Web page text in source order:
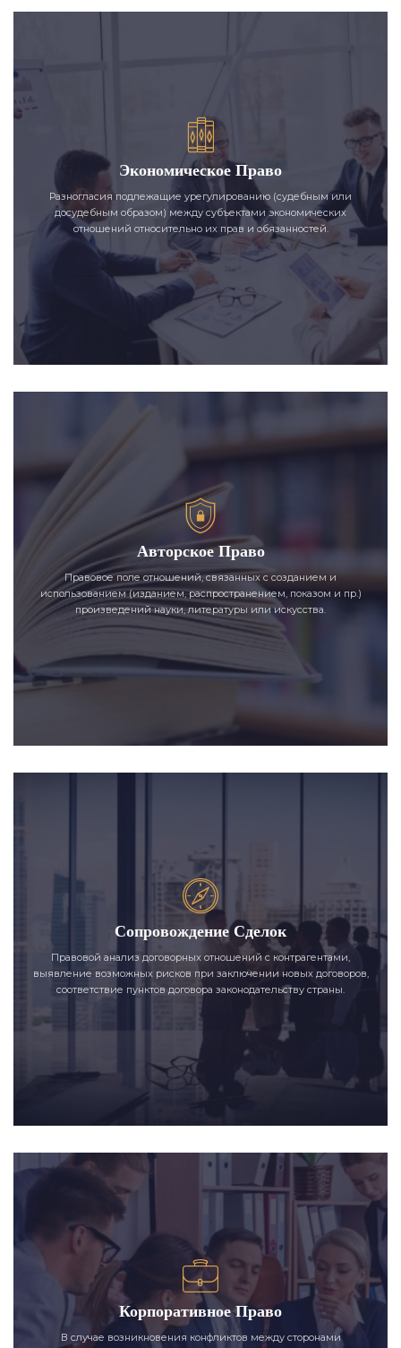
Экономическое Право
Разногласия подлежащие урегулированию (судебным или
досудебным образом) между субъектами экономических
отношений относительно их прав и обязанностей.
Авторское Право
Правовое поле отношений, связанных с созданием и
использованием (изданием, распространением, показом и пр.)
произведений науки, литературы или искусства.
Сопровождение Сделок
Правовой анализ договорных отношений с контрагентами,
выявление возможных рисков при заключении новых договоров,
соответствие пунктов договора законодательству страны.
Корпоративное Право
В случае возникновения конфликтов между сторонами